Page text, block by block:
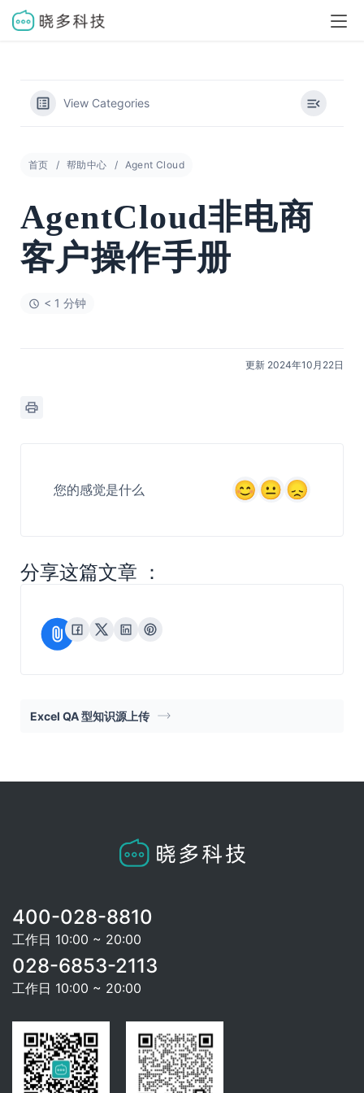
View Categories
首页 帮助中心 Agent Cloud
AgentCloud非电商
客户操作手册
< 1 分钟
更新 2024年10月22日
您的感觉是什么
分享这篇文章 ：
Excel QA 型知识源上传
400-028-8810
工作日 10:00 ~ 20:00
028-6853-2113
工作日 10:00 ~ 20:00